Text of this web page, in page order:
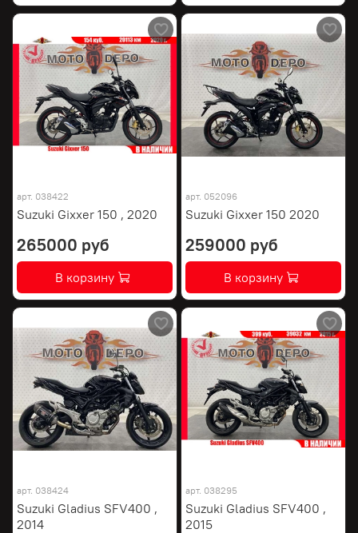
арт. 038422
Suzuki Gixxer 150 , 2020
265000 руб
В корзину
арт. 052096
Suzuki Gixxer 150 2020
259000 руб
В корзину
арт. 038424
Suzuki Gladius SFV400 ,
2014
арт. 038295
Suzuki Gladius SFV400 ,
2015